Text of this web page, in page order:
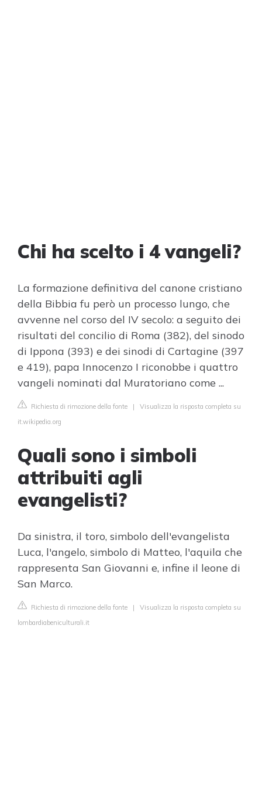
Chi ha scelto i 4 vangeli?
La formazione definitiva del canone cristiano
della Bibbia fu però un processo lungo, che
avvenne nel corso del IV secolo: a seguito dei
risultati del concilio di Roma (382), del sinodo
di Ippona (393) e dei sinodi di Cartagine (397
e 419), papa Innocenzo I riconobbe i quattro
vangeli nominati dal Muratoriano come ...
Richiesta di rimozione della fonte | Visualizza la risposta completa su
it.wikipedia.org
Quali sono i simboli
attribuiti agli
evangelisti?
Da sinistra, il toro, simbolo dell'evangelista
Luca, l'angelo, simbolo di Matteo, l'aquila che
rappresenta San Giovanni e, infine il leone di
San Marco.
Richiesta di rimozione della fonte | Visualizza la risposta completa su
lombardiabeniculturali.it